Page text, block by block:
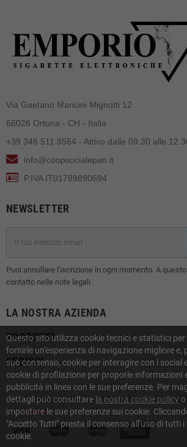
Via Gaetano Mancini Mignotti 12
66026 Ortona - CH - Italia
+39 346 511 8564 - Attivo dalle 09.30 alle
info@coopsocialepan.it
P.IVA IT01789890694
NEWSLETTER
Puoi annullare l'iscrizione in ogni momento. A
contatto nelle note legali.
LA NOSTRA AZIENDA
PRODOTTI
SEGUICI
© 2021 - Emporio Pan- P.I. IT01789890694 | Design
Informatica
Questo sito utilizza cookie tecnici e statistici per
fornirle un'esperienza di navigazione migliore e,
suo consenso, cookie per interagire con i social
cookie di profilazione per proporle informazioni
pubblicità in linea con le sue preferenze. Per
dettagli può consultare la nostra cookie policy o
impostare le sue preferenze sui cookie.
"Accetto Tutti" presta il consenso all'uso di tutti i
cookie.